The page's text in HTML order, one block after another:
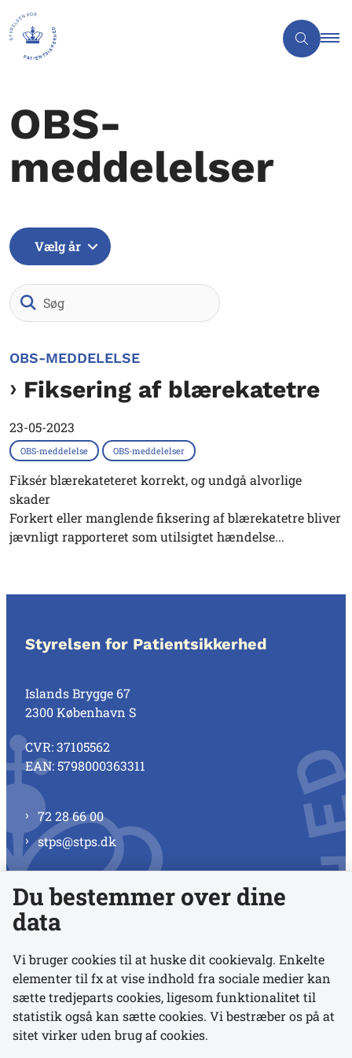
OBS-
meddelelser
Vælg år
OBS-MEDDELELSE
Fiksering af blærekatetre
23-05-2023
OBS-meddelelse OBS-meddelelser
Fiksér blærekateteret korrekt, og undgå alvorlige
skader
Forkert eller manglende fiksering af blærekatetre bliver
jævnligt rapporteret som utilsigtet hændelse...
Styrelsen for Patientsikkerhed
Islands Brygge 67
2300 København S
CVR: 37105562
EAN: 5798000363311
72 28 66 00
stps@stps.dk
Se alle kontaktnumre
Links
Udgivelser
Du bestemmer over dine
data
Vi bruger cookies til at huske dit cookievalg. Enkelte
elementer til fx at vise indhold fra sociale medier kan
sætte tredjeparts cookies, ligesom funktionalitet til
statistik også kan sætte cookies. Vi bestræber os på at
sitet virker uden brug af cookies.